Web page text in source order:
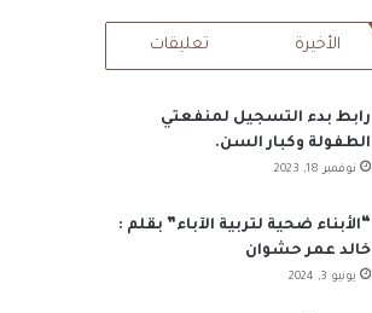
RSS
الأخيرة تعليقات
رابط بدء التسجيل لمنفعتي
الطفولة وكبار السن.
نوفمبر 18, 2023
“الأبناء ضحية لتربية الآباء” بقلم :
خالد عمر حشوان
يونيو 3, 2024